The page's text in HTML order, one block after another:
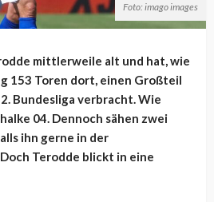
Foto: imago images
mittlerweile alt und hat, wie
153 Toren dort, einen Großteil
Bundesliga verbracht. Wie
04. Dennoch sähen zwei
ihn gerne in der
Terodde blickt in eine